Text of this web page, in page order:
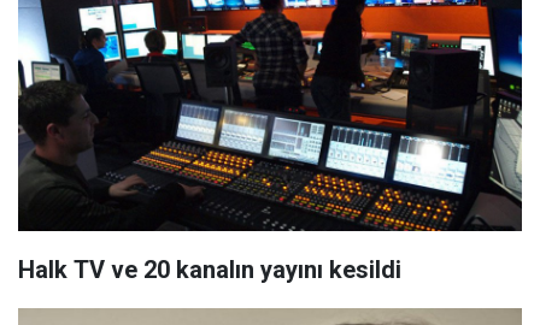
Halk TV ve 20 kanalın yayını kesildi